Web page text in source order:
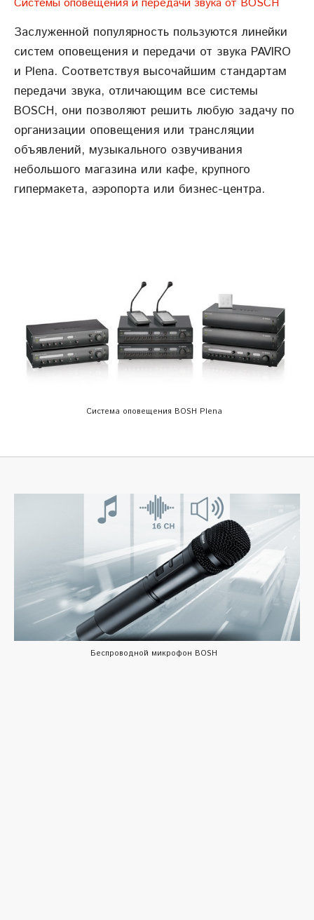
Системы оповещения и передачи звука от BOSСH
Заслуженной популярность пользуются линейки
систем оповещения и передачи от звука PAVIRO
и Plena. Соответствуя высочайшим стандартам
передачи звука, отличающим все системы
BOSСH, они позволяют решить любую задачу по
организации оповещения или трансляции
объявлений, музыкального озвучивания
небольшого магазина или кафе, крупного
гипермакета, аэропорта или бизнес-центра.
Система оповещения BOSH Plena
Беспроводной микрофон BOSH